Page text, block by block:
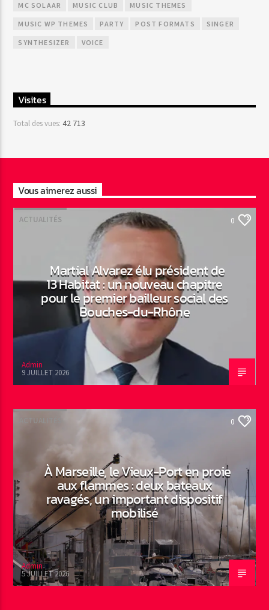
MC SOLAAR MUSIC CLUB MUSIC THEMES
MUSIC WP THEMES PARTY POST FORMATS SINGER
SYNTHESIZER VOICE
Visites
Total des vues:42 713
Vous aimerez aussi
ACTUALITÉS 0
Martial Alvarez élu président de
13 Habitat : un nouveau chapitre
pour le premier bailleur social des
Bouches-du-Rhône
Admin
9 JUILLET 2026
ACTUALITÉS 0
À Marseille, le Vieux-Port en proie
aux flammes : deux bateaux
ravagés, un important dispositif
mobilisé
Admin
5 JUILLET 2026